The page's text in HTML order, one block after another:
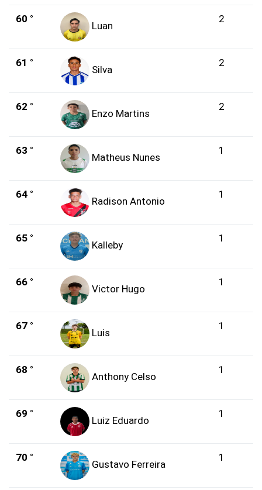
60 °
Luan
2
61 °
Silva
2
62 °
Enzo Martins
2
63 °
Matheus Nunes
1
64 °
Radison Antonio
1
65 °
Kalleby
1
66 °
Victor Hugo
1
67 °
Luis
1
68 °
Anthony Celso
1
69 °
Luiz Eduardo
1
70 °
Gustavo Ferreira
1